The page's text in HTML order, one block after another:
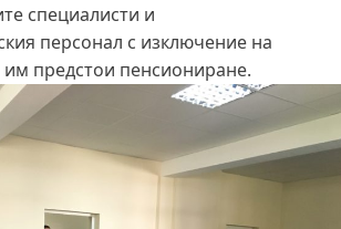
специалисти и
персонал с изключение на
им предстои пенсиониране.